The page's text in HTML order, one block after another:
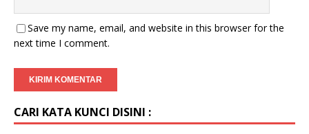
Save my name, email, and website in this browser for the
next time I comment.
CARI KATA KUNCI DISINI :